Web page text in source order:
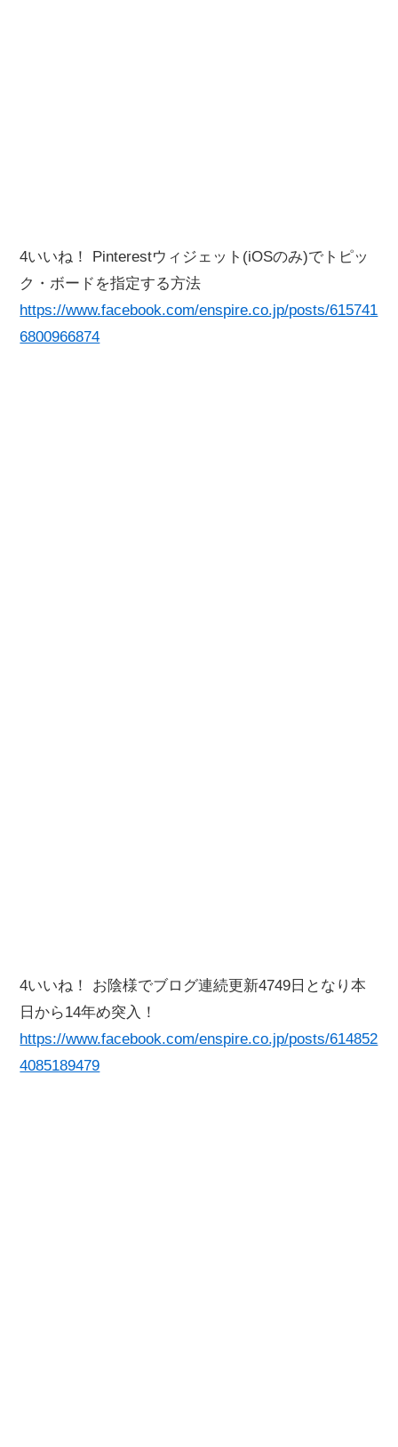
4いいね！ Pinterestウィジェット(iOSのみ)でトピッ
ク・ボードを指定する方法
https://www.facebook.com/enspire.co.jp/posts/615741
6800966874
4いいね！ お陰様でブログ連続更新4749日となり本
日から14年め突入！
https://www.facebook.com/enspire.co.jp/posts/614852
4085189479